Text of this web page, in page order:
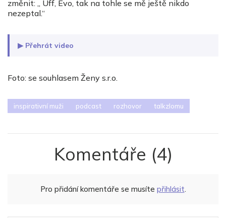
změnit: „ Uff, Evo, tak na tohle se mě ještě nikdo
nezeptal.“
▶ Přehrát video
Foto: se souhlasem Ženy s.r.o.
inspirativní muži podcast rozhovor talkzlomu
Komentáře (4)
Pro přidání komentáře se musíte přihlásit.